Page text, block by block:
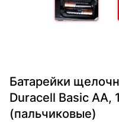
Батарейки
Duracell Basic АА,
(пальчиковые)